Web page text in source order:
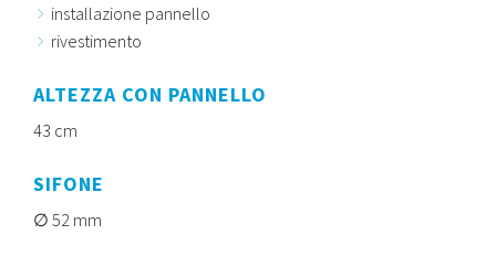
installazione pannello
rivestimento
ALTEZZA CON PANNELLO
43 cm
SIFONE
52 mm